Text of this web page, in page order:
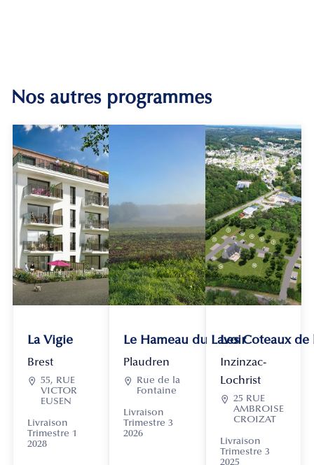
Nos autres programmes
La Vigie
Brest
 55, RUE
VICTOR
EUSEN
Livraison
Trimestre 1
2028
Le Hameau du Lavoir
Plaudren

Rue de la
Fontaine
Livraison
Trimestre 3
2026
Les Coteaux
Inzinzac-
Lochrist
 25 RUE
AMBROISE
CROIZAT
Livraison
Trimestre 3
2025